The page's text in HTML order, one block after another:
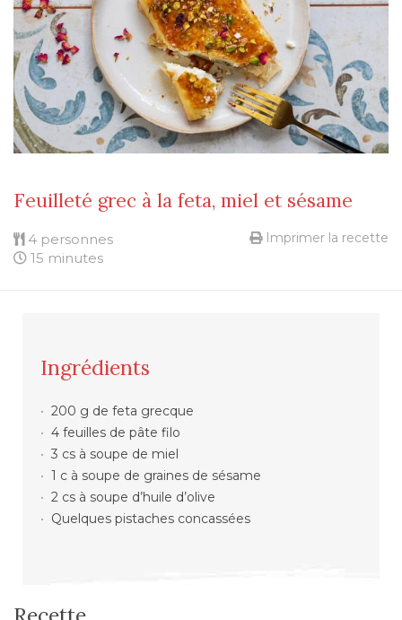
Feuilleté grec à la feta, miel et sésame
4 personnes
15 minutes
Imprimer la recette
Ingrédients
200 g de feta grecque
4 feuilles de pâte filo
3 cs à soupe de miel
1 c à soupe de graines de sésame
2 cs à soupe d’huile d’olive
Quelques pistaches concassées